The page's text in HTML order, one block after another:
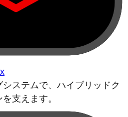
ステムで、ハイブリッドク
支えます。